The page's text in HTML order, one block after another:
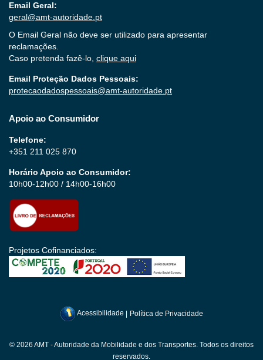
Email Geral:
geral@amt-autoridade.pt
O Email Geral não deve ser utilizado para apresentar
reclamações.
Caso pretenda fazê-lo, clique aqui
Email Proteção Dados Pessoais:
protecaodadospessoais@amt-autoridade.pt
Apoio ao Consumidor
Telefone:
+351 211 025 870
Horário Apoio ao Consumidor:
10h00-12h00 / 14h00-16h00
Projetos Cofinanciados:
Acessibilidade | Política de Privacidade
© 2026 AMT - Autoridade da Mobilidade e dos Transportes. Todos os direitos
reservados.